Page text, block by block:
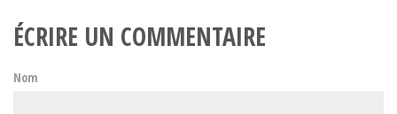
ÉCRIRE UN COMMENTAIRE
Nom